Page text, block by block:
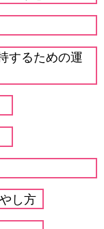
するための運
し方